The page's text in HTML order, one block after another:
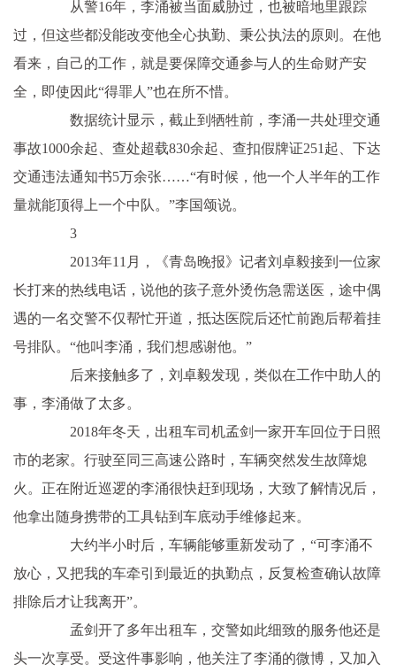
从警16年，李涌被当面威胁过，也被暗地里跟踪
过，但这些都没能改变他全心执勤、秉公执法的原则。在他
看来，自己的工作，就是要保障交通参与人的生命财产安
全，即使因此“得罪人”也在所不惜。
数据统计显示，截止到牺牲前，李涌一共处理交通
事故1000余起、查处超载830余起、查扣假牌证251起、下达
交通违法通知书5万余张……“有时候，他一个人半年的工作
量就能顶得上一个中队。”李国颂说。
3
2013年11月，《青岛晚报》记者刘卓毅接到一位家
长打来的热线电话，说他的孩子意外烫伤急需送医，途中偶
遇的一名交警不仅帮忙开道，抵达医院后还忙前跑后帮着挂
号排队。“他叫李涌，我们想感谢他。”
后来接触多了，刘卓毅发现，类似在工作中助人的
事，李涌做了太多。
2018年冬天，出租车司机孟剑一家开车回位于日照
市的老家。行驶至同三高速公路时，车辆突然发生故障熄
火。正在附近巡逻的李涌很快赶到现场，大致了解情况后，
他拿出随身携带的工具钻到车底动手维修起来。
大约半小时后，车辆能够重新发动了，“可李涌不
放心，又把我的车牵引到最近的执勤点，反复检查确认故障
排除后才让我离开”。
孟剑开了多年出租车，交警如此细致的服务他还是
头一次享受。受这件事影响，他关注了李涌的微博，又加入